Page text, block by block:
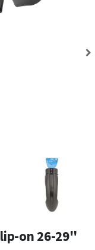
on 26-29''